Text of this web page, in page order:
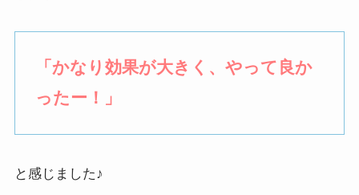
「かなり効果が大きく、やって良か
ったー！
」
と感じました♪